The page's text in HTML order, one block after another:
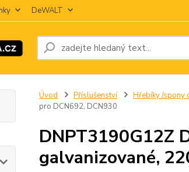
DeWALT
Úvod Příslušenství Hřebíky /spony
pro DCN692, DCN930
DNPT3190G12Z
galvanizované,